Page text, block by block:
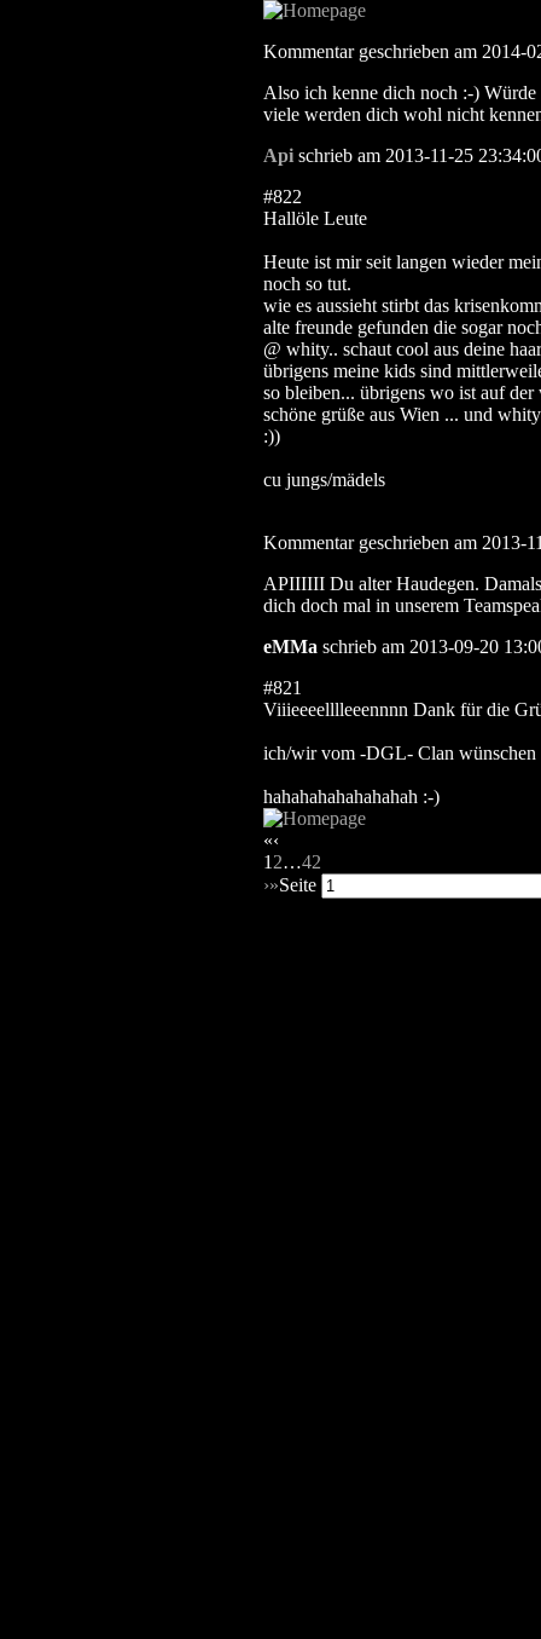
Kommentar geschrieben am
Also ich kenne dich noch :-)
viele werden dich wohl nicht
Api schrieb am 2013-11-25
#822
Hallöle Leute
Heute ist mir seit langen wieder
noch so tut.
wie es aussieht stirbt das
alte freunde gefunden die sogar
@ whity.. schaut cool aus deine
übrigens meine kids sind
so bleiben... übrigens wo ist auf der
schöne grüße aus Wien ... und
:))
cu jungs/mädels
Kommentar geschrieben am
APIIIIII Du alter Haudegen.
dich doch mal in unserem
eMMa schrieb am 2013-09-20
#821
Viiieeeelllleeennnn Dank für die
ich/wir vom -DGL- Clan wünschen
hahahahahahahahah :-)
«‹
1 2…42
›»Seite